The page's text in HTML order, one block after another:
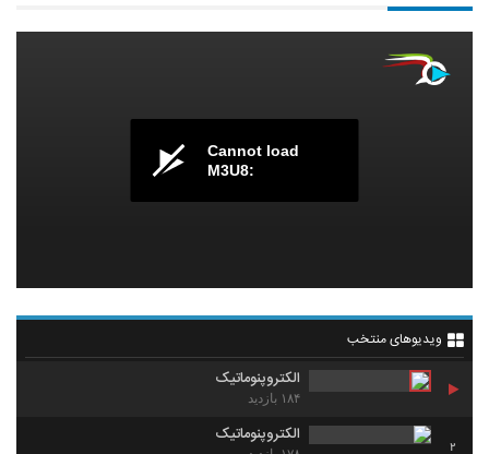
Cannot load
M3U8:
ویدیوهای منتخب
الکتروپنوماتیک
۱۸۴ بازدید
2
الکتروپنوماتیک